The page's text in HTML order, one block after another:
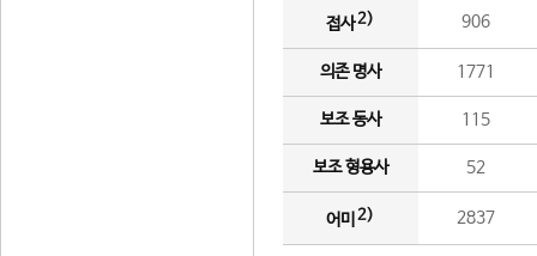
접사2) 906
의존 명사 1771
보조 동사 115
보조 형용사 52
어미 2) 2837